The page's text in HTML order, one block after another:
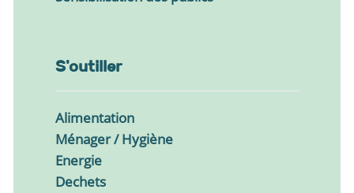
S'outiller
Alimentation
Ménager / Hygiène
Energie
Dechets